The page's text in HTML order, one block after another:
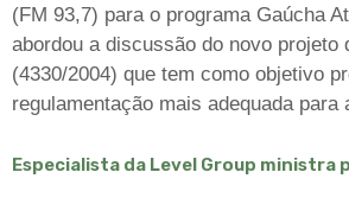
(FM 93,7) para o programa Gaúcha
abordou a discussão do novo projeto
(4330/2004) que tem como objetivo
regulamentação mais adequada
Especialista da Level Group ministra